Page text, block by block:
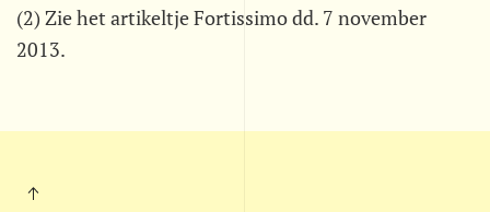
(2) Zie het artikeltje Fortissimo dd. 7 november
2013.